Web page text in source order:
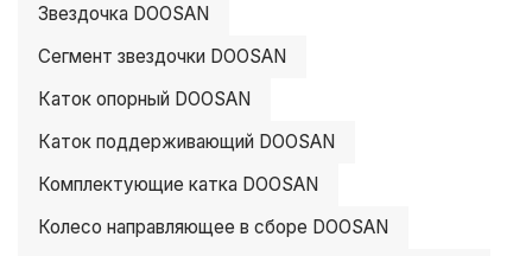
Звездочка DOOSAN
Сегмент звездочки DOOSAN
Каток опорный DOOSAN
Каток поддерживающий DOOSAN
Комплектующие катка DOOSAN
Колесо направляющее в сборе DOOSAN